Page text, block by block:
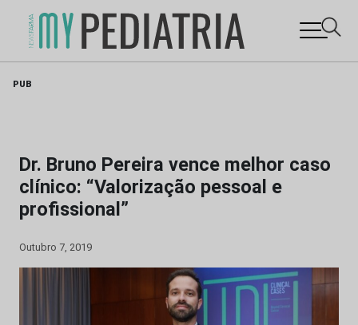
PUB
Dr. Bruno Pereira vence melhor caso
clínico: “Valorização pessoal e
profissional”
Outubro 7, 2019